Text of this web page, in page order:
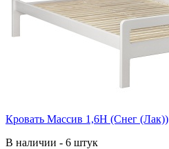
Кровать Массив 1,6Н (Снег (Лак))
В наличии - 6 штук